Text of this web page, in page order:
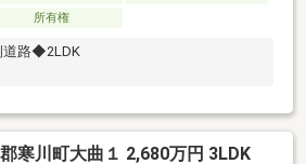
所有権
路◆2LDK
寒川町大曲１ 2,680万円 3LDK